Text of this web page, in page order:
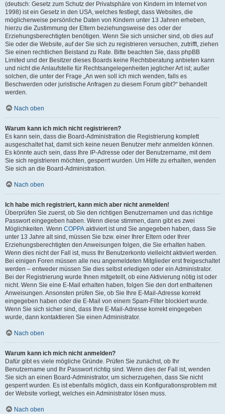
(deutsch: Gesetz zum Schutz der Privatsphäre von Kindern im Internet von
1998) ist ein Gesetz in den USA, welches festlegt, dass Websites, die
möglicherweise persönliche Daten von Kindern unter 13 Jahren erheben,
hierzu die Zustimmung der Eltern beziehungsweise des oder der
Erziehungsberechtigten benötigen. Wenn Sie sich unsicher sind, ob dies auf
Sie oder die Website, auf der Sie sich zu registrieren versuchen, zutrifft, ziehen
Sie einen rechtlichen Beistand zu Rate. Bitte beachten Sie, dass phpBB
Limited und der Besitzer dieses Boards keine Rechtsberatung anbieten kann
und nicht die Anlaufstelle für Rechtsangelegenheiten jeglicher Art ist; außer
solchen, die unter der Frage „An wen soll ich mich wenden, falls es
Beschwerden oder juristische Anfragen zu diesem Forum gibt?“ behandelt
werden.
Nach oben
Warum kann ich mich nicht registrieren?
Es kann sein, dass die Board-Administration die Registrierung komplett
ausgeschaltet hat, damit sich keine neuen Benutzer mehr anmelden können.
Es könnte auch sein, dass Ihre IP-Adresse oder der Benutzername, mit dem
Sie sich registrieren möchten, gesperrt wurden. Um Hilfe zu erhalten, wenden
Sie sich an die Board-Administration.
Nach oben
Ich habe mich registriert, kann mich aber nicht anmelden!
Überprüfen Sie zuerst, ob Sie den richtigen Benutzernamen und das richtige
Passwort eingegeben haben. Wenn diese stimmen, dann gibt es zwei
Möglichkeiten. Wenn COPPA aktiviert ist und Sie angegeben haben, dass Sie
unter 13 Jahre alt sind, müssen Sie bzw. einer Ihrer Eltern oder Ihrer
Erziehungsberechtigten den Anweisungen folgen, die Sie erhalten haben.
Wenn dies nicht der Fall ist, muss Ihr Benutzerkonto vielleicht aktiviert werden.
Bei einigen Foren müssen alle neu angemeldeten Mitglieder erst freigeschaltet
werden – entweder müssen Sie dies selbst erledigen oder ein Administrator.
Bei der Registrierung wurde Ihnen mitgeteilt, ob eine Aktivierung nötig ist oder
nicht. Wenn Sie eine E-Mail erhalten haben, folgen Sie den dort enthaltenen
Anweisungen. Ansonsten prüfen Sie, ob Sie Ihre E-Mail-Adresse korrekt
eingegeben haben oder die E-Mail von einem Spam-Filter blockiert wurde.
Wenn Sie sich sicher sind, dass Ihre E-Mail-Adresse korrekt eingegeben
wurde, dann kontaktieren Sie einen Administrator.
Nach oben
Warum kann ich mich nicht anmelden?
Dafür gibt es viele mögliche Gründe. Prüfen Sie zunächst, ob Ihr
Benutzername und Ihr Passwort richtig sind. Wenn dies der Fall ist, wenden
Sie sich an einen Board-Administrator, um sicherzugehen, dass Sie nicht
gesperrt wurden. Es ist ebenfalls möglich, dass ein Konfigurationsproblem mit
der Website vorliegt, welches ein Administrator lösen muss.
Nach oben